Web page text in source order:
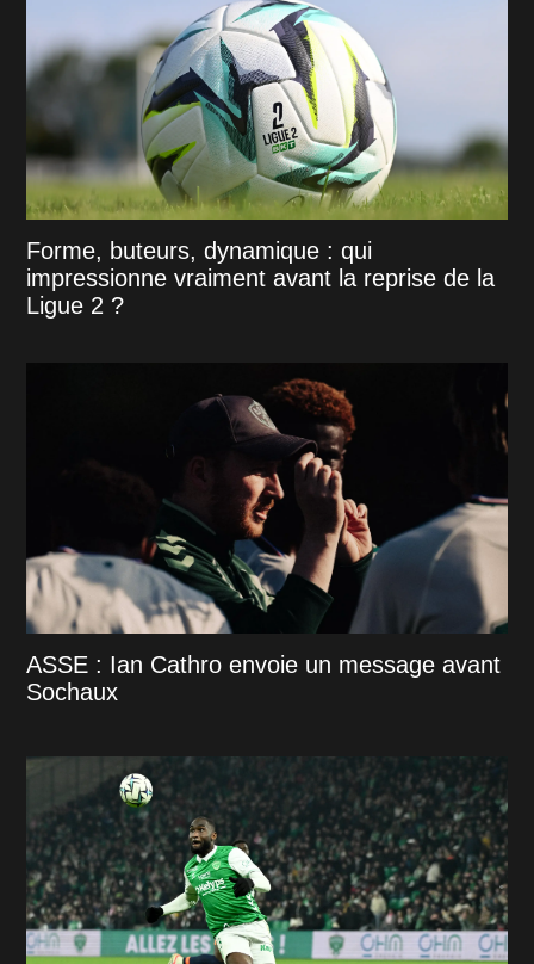
Forme, buteurs, dynamique : qui
impressionne vraiment avant la reprise de la
Ligue 2 ?
ASSE : Ian Cathro envoie un message avant
Sochaux